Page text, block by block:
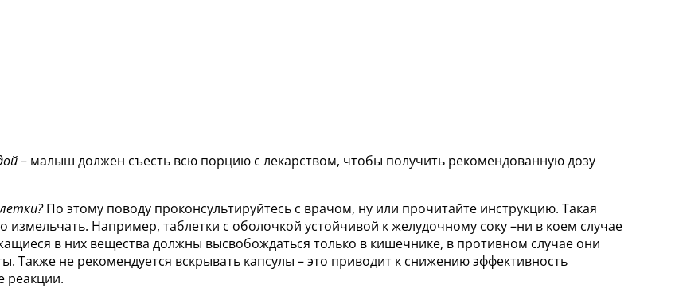
– малыш должен съесть всю порцию с лекарством, чтобы получить рекомендованную дозу
По этому поводу проконсультируйтесь с врачом, ну или прочитайте инструкцию. Такая
измельчать. Например, таблетки с оболочкой устойчивой к желудочному соку –ни в коем случае
в них вещества должны высвобождаться только в кишечнике, в противном случае они
Также не рекомендуется вскрывать капсулы – это приводит к снижению эффективность
реакции.